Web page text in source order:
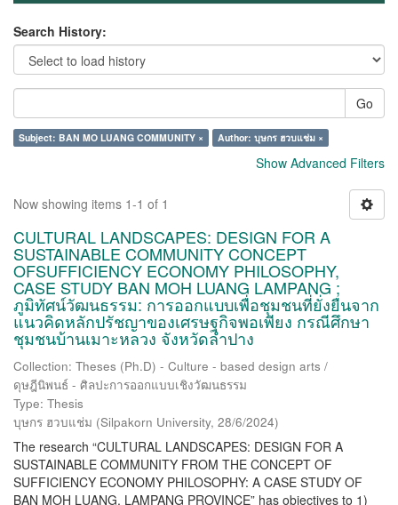
Search History:
Go
Subject: BAN MO LUANG COMMUNITY × Author: บุษกร ฮวบแช่ม ×
Show Advanced Filters
Now showing items 1-1 of 1
CULTURAL LANDSCAPES: DESIGN FOR A
SUSTAINABLE COMMUNITY CONCEPT
OFSUFFICIENCY ECONOMY PHILOSOPHY,
CASE STUDY BAN MOH LUANG LAMPANG ;
ภูมิทัศน์วัฒนธรรม: การออกแบบเพื่อชุมชนที่ยั่งยืนจาก
แนวคิดหลักปรัชญาของเศรษฐกิจพอเพียง กรณีศึกษา
ชุมชนบ้านเมาะหลวง จังหวัดลำปาง
Collection: Theses (Ph.D) - Culture - based design arts /
ดุษฎีนิพนธ์ - ศิลปะการออกแบบเชิงวัฒนธรรม
Type: Thesis
บุษกร ฮวบแช่ม (Silpakorn University, 28/6/2024)
The research “CULTURAL LANDSCAPES: DESIGN FOR A
SUSTAINABLE COMMUNITY FROM THE CONCEPT OF
SUFFICIENCY ECONOMY PHILOSOPHY: A CASE STUDY OF
BAN MOH LUANG, LAMPANG PROVINCE” has objectives to 1)